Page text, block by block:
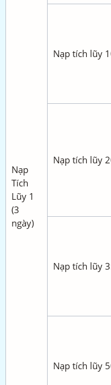
Nạp
Tích
Lũy 1
(3
ngày)
Nạp tích lũy
Nạp tích lũy
Nạp tích lũy
Nạp tích lũy